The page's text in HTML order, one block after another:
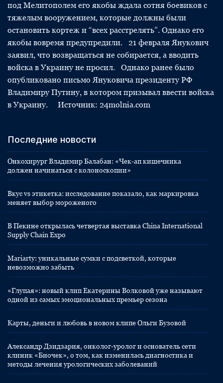
под Мелитополем его якобы ждала сотня боевиков с
тяжелым вооружением, которые должны были
остановить кортеж и “всех расстрелять”. Однако его
якобы вовремя предупредили. 21 февраля Янукович
заявил, что возвращаться не собирается, а вводить
войска в Украину не просил. Однако ранее было
опубликовано письмо Януковича президенту РФ
Владимиру Путину, в котором призывал ввести войска
в Украину. Источник: 24molnia.com
Последние новости
Онкохирург Владимир Балабан: «Чек-ап кишечника
должен начинаться с колоноскопии»
Вкус vs этикетка: исследование показало, как маркировка
меняет выбор мороженого
В Пекине открылась четвертая выставка China International
Supply Chain Expo
Mariarty: уникальные сумки с подсветкой, которые
невозможно забыть
«Глупая»: новый клип Екатерины Волковой уже называют
одной из самых эмоциональных премьер сезона
Карты, деньги и любовь в новом клипе Ольги Бузовой
Александр Дзидзария, онколог-уролог и основатель сети
клиник «Биочек», о том, как изменилась диагностика и
методы лечения урологических заболеваний